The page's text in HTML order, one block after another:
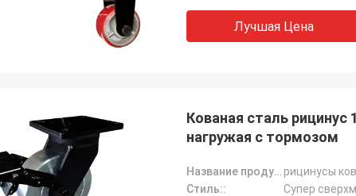
Лучшая Цена
Кованая сталь
нагружая с тормозом
Название продукта:
Стиль::
Супер